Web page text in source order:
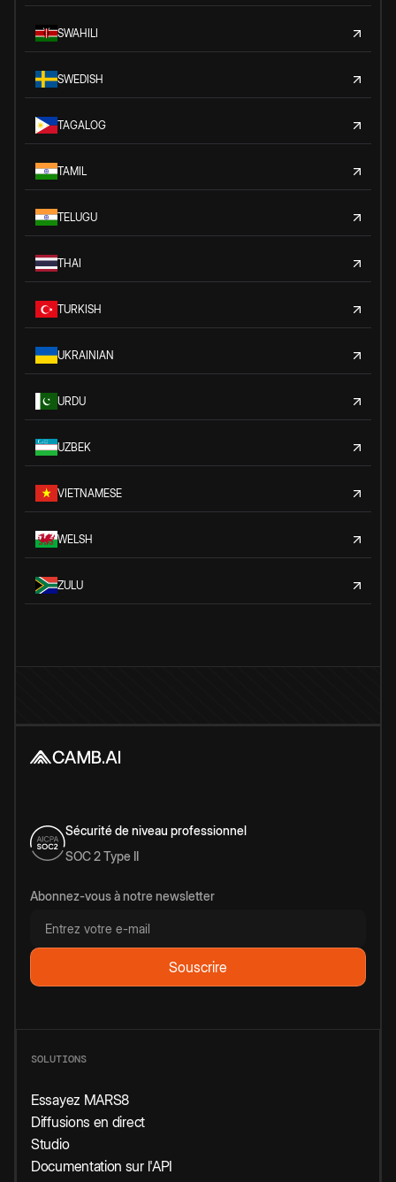
SWAHILI
SWEDISH
TAGALOG
TAMIL
TELUGU
THAI
TURKISH
UKRAINIAN
URDU
UZBEK
VIETNAMESE
WELSH
ZULU
Sécurité de niveau professionnel
SOC 2 Type II
Abonnez-vous à notre newsletter
SOLUTIONS
Essayez MARS8
Diffusions en direct
Studio
Documentation sur l'API